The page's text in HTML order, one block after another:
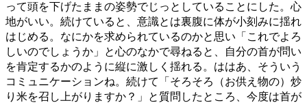
って頭を下げたままの姿勢でじっとしていることにした。心
地がいい。続けていると、意識とは裏腹に体が小刻みに揺れ
はじめる。なにかを求められているのかと思い「これでよろ
しいのでしょうか」と心のなかで尋ねると、自分の首が問い
を肯定するかのように縦に激しく揺れる。ははあ、そういう
コミュニケーションね。続けて「そろそろ（お供え物の）炒
り米を召し上がりますか？」と質問したところ、今度は首が